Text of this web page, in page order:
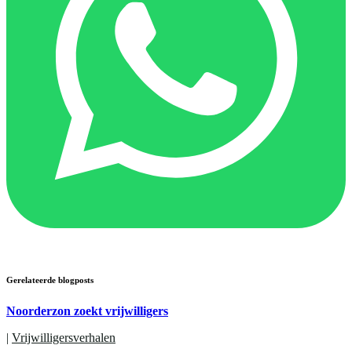
Gerelateerde blogposts
Noorderzon zoekt vrijwilligers
| Vrijwilligersverhalen